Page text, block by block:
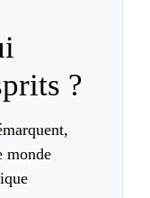
?
monde